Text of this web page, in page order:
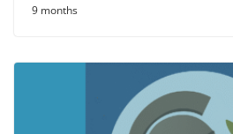
9 months